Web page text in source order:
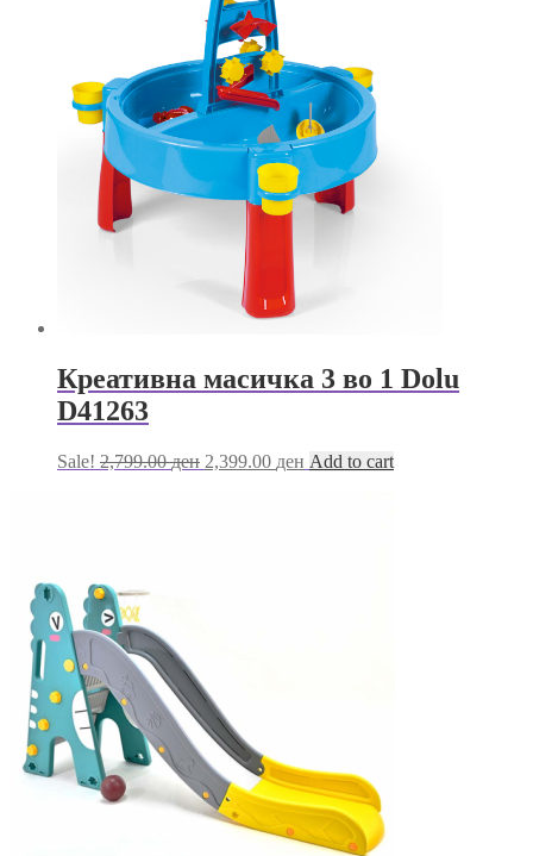
Креативна масичка 3 во 1 Dolu
D41263
Sale! 2,799.00ден Original
2,399.00 ден Current
Add to cart